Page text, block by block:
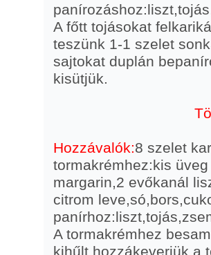
A főtt tojásokat
teszünk 1-1 szelet
sajtokat duplán
kisütjük.
Hozzávalók:8 szelet
tormakrémhez:kis
margarin,2 evőkanál
citrom
A tormakrémhez
kihűlt hozzákeverjük a